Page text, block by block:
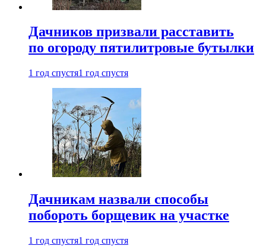
Дачников призвали расставить
по огороду пятилитровые бутылки
1 год спустя1 год спустя
Дачникам назвали способы
побороть борщевик на участке
1 год спустя1 год спустя